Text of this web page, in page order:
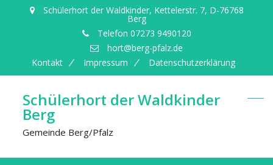
Schülerhort der Waldkinder, Kettelerstr. 7, D-76768
Berg
Telefon 07273 9490120
hort@berg-pfalz.de
Kontakt
Impressum Datenschutzerklärung
Schülerhort der Waldkinder
Berg
Gemeinde Berg/Pfalz